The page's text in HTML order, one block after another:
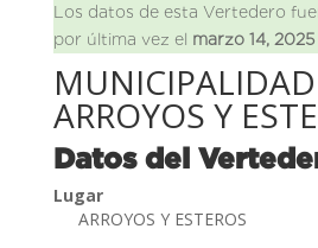
Los datos de esta Vertedero
por última vez el marzo 14, 2025
ARROYOS Y
Datos del
Lugar
ARROYOS Y ESTEROS